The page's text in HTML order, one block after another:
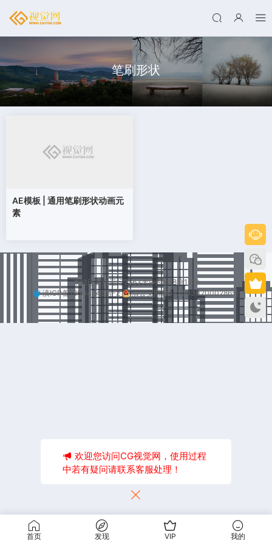
笔刷形状
AE模板 | 通用笔刷形状动画元
素
本站已安全运行2563天9小时38分15秒
滇ICP备18004245号-2
滇公安网备53250302000286号
首页 发现 VIP 我的
欢迎您访问CG视觉网，使用过程
中若有疑问请联系客服处理！